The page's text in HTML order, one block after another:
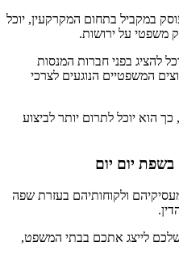
במקביל בתחום המקרקעין, יוכל
על ירושות.
להציג בפני חברות המנסות
המשפטיים הנוגעים לצרכי
הוא יוכל לתרום יותר לביצוע
יום יום
ולקוחותיהם בעזרת שפה
שלכם לייצג אתכם בבתי המשפט,